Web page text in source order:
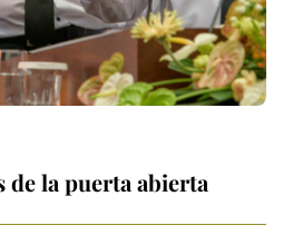
de la puerta abierta